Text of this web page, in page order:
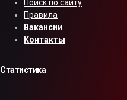
Поиск по сайту
Правила
Вакансии
Контакты
Статистика